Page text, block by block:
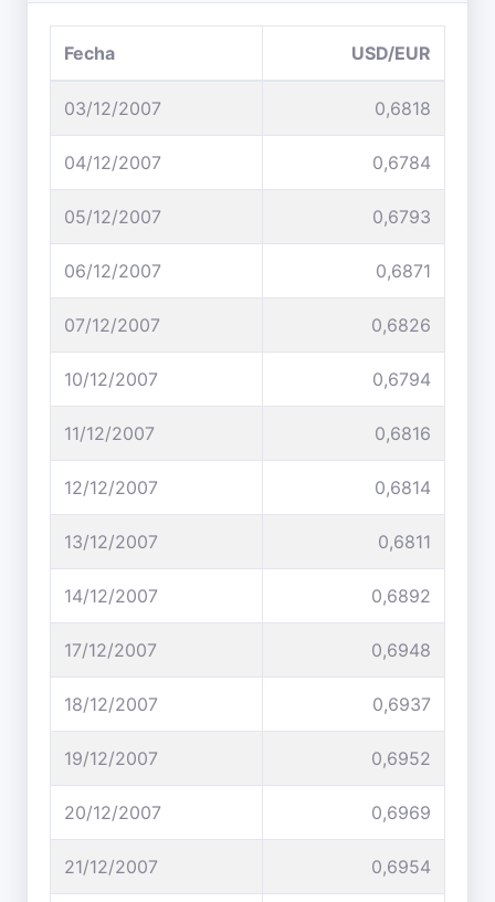
Fecha USD/EUR
03/12/2007 0,6818
04/12/2007 0,6784
05/12/2007 0,6793
06/12/2007 0,6871
07/12/2007 0,6826
10/12/2007 0,6794
11/12/2007 0,6816
12/12/2007 0,6814
13/12/2007 0,6811
14/12/2007 0,6892
17/12/2007 0,6948
18/12/2007 0,6937
19/12/2007 0,6952
20/12/2007 0,6969
21/12/2007 0,6954